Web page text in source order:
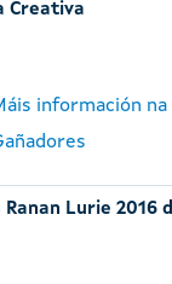
Creativa
información na
Ranan Lurie 2016